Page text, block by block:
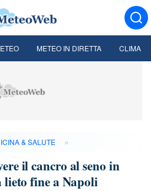
METEO IN DIRETTA CLIMA
& SALUTE »
il cancro al seno in
fine a Napoli